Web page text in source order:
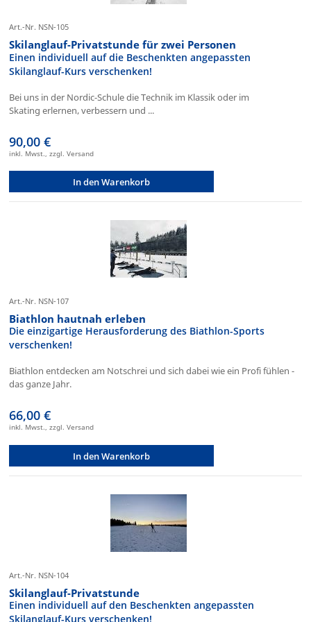
Art.-Nr. NSN-105
Skilanglauf-Privatstunde für zwei Personen
Einen individuell auf die Beschenkten angepassten
Skilanglauf-Kurs verschenken!
Bei uns in der Nordic-Schule die Technik im Klassik oder im
Skating erlernen, verbessern und ...
90,00 €
inkl. Mwst., zzgl. Versand
In den Warenkorb
Art.-Nr. NSN-107
Biathlon hautnah erleben
Die einzigartige Herausforderung des Biathlon-Sports
verschenken!
Biathlon entdecken am Notschrei und sich dabei wie ein Profi fühlen -
das ganze Jahr.
66,00 €
inkl. Mwst., zzgl. Versand
In den Warenkorb
Art.-Nr. NSN-104
Skilanglauf-Privatstunde
Einen individuell auf den Beschenkten angepassten
Skilanglauf-Kurs verschenken!